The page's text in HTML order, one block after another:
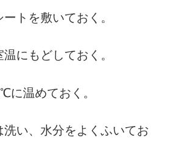
トを敷いておく。
にもどしておく。
に温めておく。
い、水分をよくふいてお